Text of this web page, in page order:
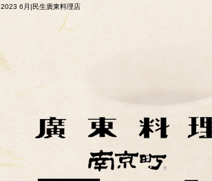
2023 6月|民生廣東料理店